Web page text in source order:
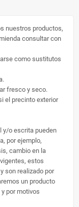
nuestros productos,
consultar con
como sustitutos
fresco y seco.
el precinto exterior
y/o escrita pueden
por ejemplo,
cambio en la
estos
son realizado por
un producto
por motivos